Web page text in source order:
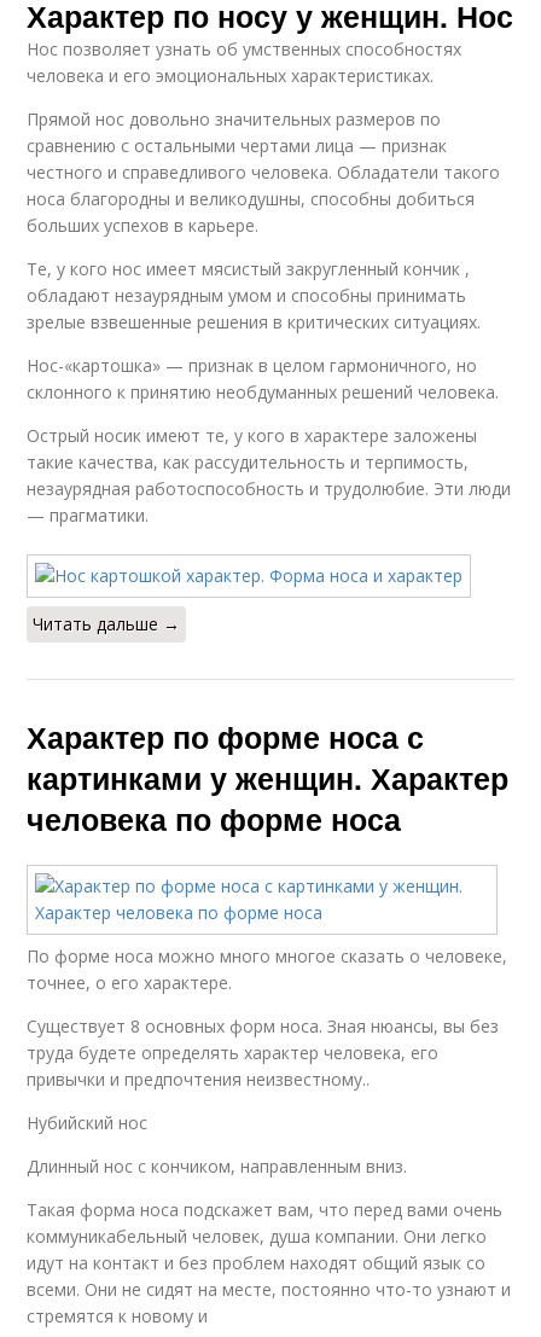
Характер по носу у женщин. Нос
Нос позволяет узнать об умственных способностях
человека и его эмоциональных характеристиках.
Прямой нос довольно значительных размеров по
сравнению с остальными чертами лица — признак
честного и справедливого человека. Обладатели такого
носа благородны и великодушны, способны добиться
больших успехов в карьере.
Те, у кого нос имеет мясистый закругленный кончик ,
обладают незаурядным умом и способны принимать
зрелые взвешенные решения в критических ситуациях.
Нос-«картошка» — признак в целом гармоничного, но
склонного к принятию необдуманных решений человека.
Острый носик имеют те, у кого в характере заложены
такие качества, как рассудительность и терпимость,
незаурядная работоспособность и трудолюбие. Эти люди
— прагматики.
Читать дальше →
Характер по форме носа с
картинками у женщин. Характер
человека по форме носа
По форме носа можно много многое сказать о человеке,
точнее, о его характере.
Существует 8 основных форм носа. Зная нюансы, вы без
труда будете определять характер человека, его
привычки и предпочтения неизвестному..
Нубийский нос
Длинный нос с кончиком, направленным вниз.
Такая форма носа подскажет вам, что перед вами очень
коммуникабельный человек, душа компании. Они легко
идут на контакт и без проблем находят общий язык со
всеми. Они не сидят на месте, постоянно что-то узнают и
стремятся к новому и